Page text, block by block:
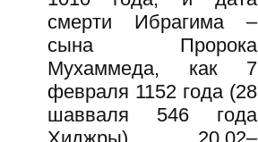
смерти Ибрагима –
сына Пророка
Мухаммеда, как 7
февраля 1152 года (28
шавваля 546 года